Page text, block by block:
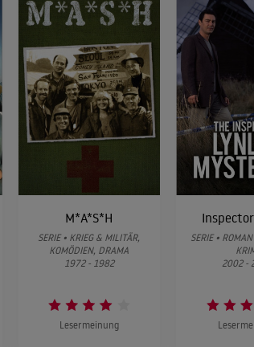
01
Grâce à la complicité de son amie
affaire d'Etat dont se préoccupent
donner quatre jours pour retrouver
02
Kesselbach hat sich
Arsène Lupin, qui se fait passer
Kesselbach, un des exposant, se
Ramirez pour rester le seul
Glasköpfe rollen aufs
Peu après le passage d'Arsène
Beautrellet, jeune reporter envoyé
s'emparer des statues médiévales
Kronjuwelen erster Klasse
enquête par l'«Intelligence
de Normandie...
M*A*S*H
SERIE • KRIEG & MILITÄR,
KOMÖDIEN, DRAMA
1972 - 1982
Lesermeinung
SERIE •
2002 -